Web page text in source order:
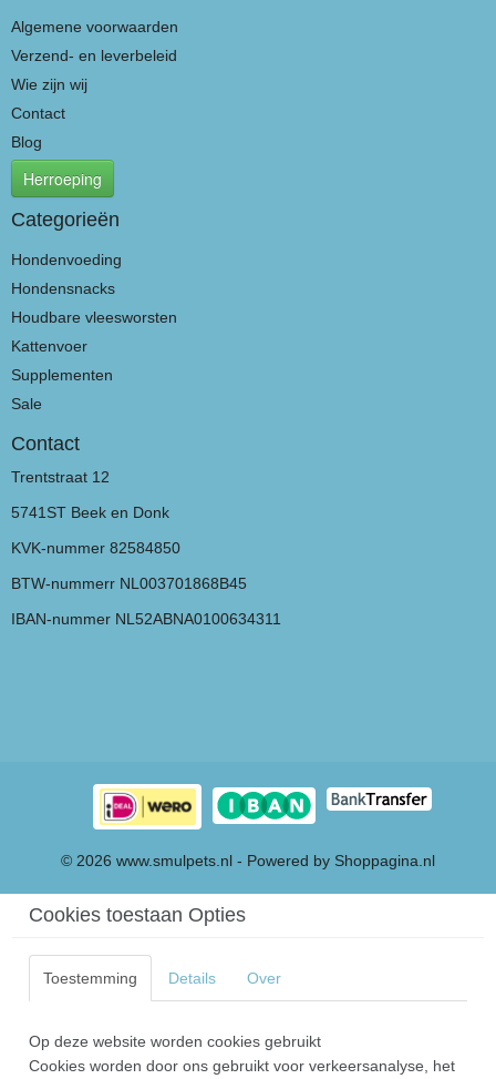
Algemene voorwaarden
Verzend- en leverbeleid
Wie zijn wij
Contact
Blog
Herroeping
Categorieën
Hondenvoeding
Hondensnacks
Houdbare vleesworsten
Kattenvoer
Supplementen
Sale
Contact
Trentstraat 12
5741ST Beek en Donk
KVK-nummer 82584850
BTW-nummerr NL003701868B45
IBAN-nummer NL52ABNA0100634311
© 2026 www.smulpets.nl - Powered by Shoppagina.nl
Cookies toestaan Opties
Toestemming Details Over
Op deze website worden cookies gebruikt
Cookies worden door ons gebruikt voor verkeersanalyse, het